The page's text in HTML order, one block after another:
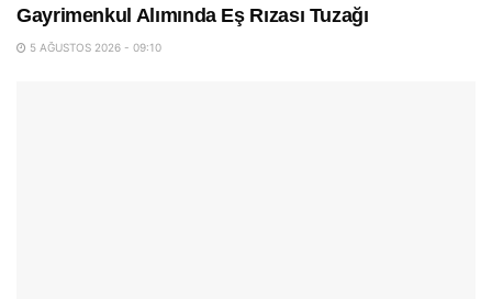
Gayrimenkul Alımında Eş Rızası Tuzağı
5 AĞUSTOS 2026 - 09:10